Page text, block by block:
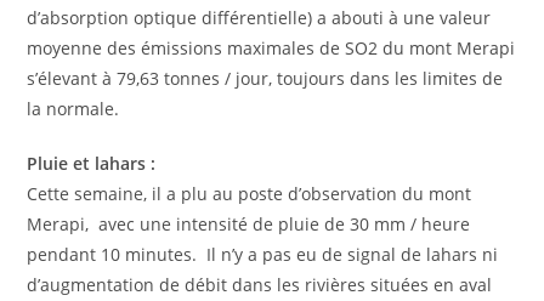
d’absorption optique différentielle) a abouti à une valeur
moyenne des émissions maximales de SO2 du mont Merapi
s’élevant à 79,63 tonnes / jour, toujours dans les limites de
la normale.
Pluie et lahars :
Cette semaine, il a plu au poste d’observation du mont
Merapi, avec une intensité de pluie de 30 mm / heure
pendant 10 minutes. Il n’y a pas eu de signal de lahars ni
d’augmentation de débit dans les rivières situées en aval